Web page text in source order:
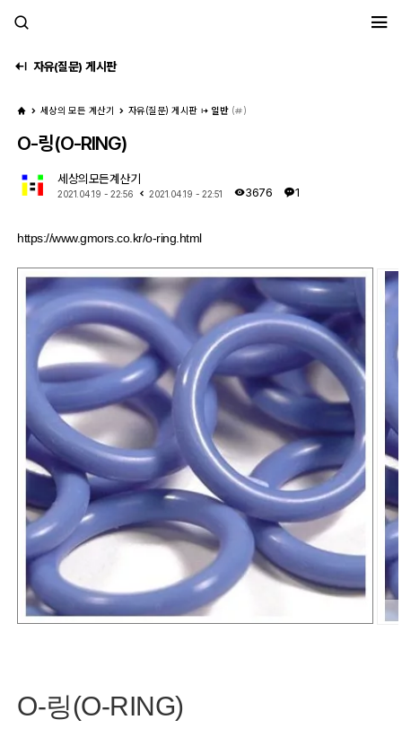
자유(질문) 게시판
세상의 모든 계산기 자유(질문) 게시판 일반 ( )
O-링(O-RING)
세상의모든계산기
2021.04.19 - 22:56 2021.04.19 - 22:51 3676 1
https://www.gmors.co.kr/o-ring.html
O-링(O-RING)